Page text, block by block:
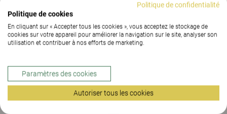
Table de réunion Oberon, piètement colonne 90
39 Colors|7 Versions
Politique de confidentialité
Politique de cookies
En cliquant sur « Accepter tous les cookies », vous acceptez le stockage de
cookies sur votre appareil pour améliorer la navigation sur le site, analyser son
utilisation et contribuer à nos efforts de marketing.
Paramètres des cookies
Autoriser tous les cookies